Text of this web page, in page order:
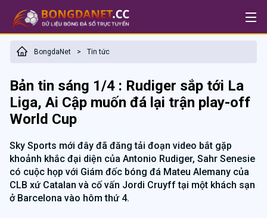
BongdaNet > Tin tức
Bản tin sáng 1/4 : Rudiger sắp tới La
Liga, Ai Cập muốn đá lại trận play-off
World Cup
Sky Sports mới đây đã đăng tải đoạn video bắt gặp
khoảnh khắc đại diện của Antonio Rudiger, Sahr Senesie
có cuộc họp với Giám đốc bóng đá Mateu Alemany của
CLB xứ Catalan và cố vấn Jordi Cruyff tại một khách sạn
ở Barcelona vào hôm thứ 4.